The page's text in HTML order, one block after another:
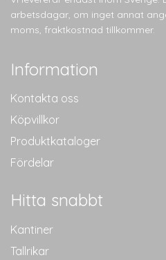
arbetsdagar, om inget annat
moms, fraktkostnad tillkommer.
Information
Kontakta oss
Köpvillkor
Produktkataloger
Fördelar
Hitta snabbt
Kantiner
Tallrikar